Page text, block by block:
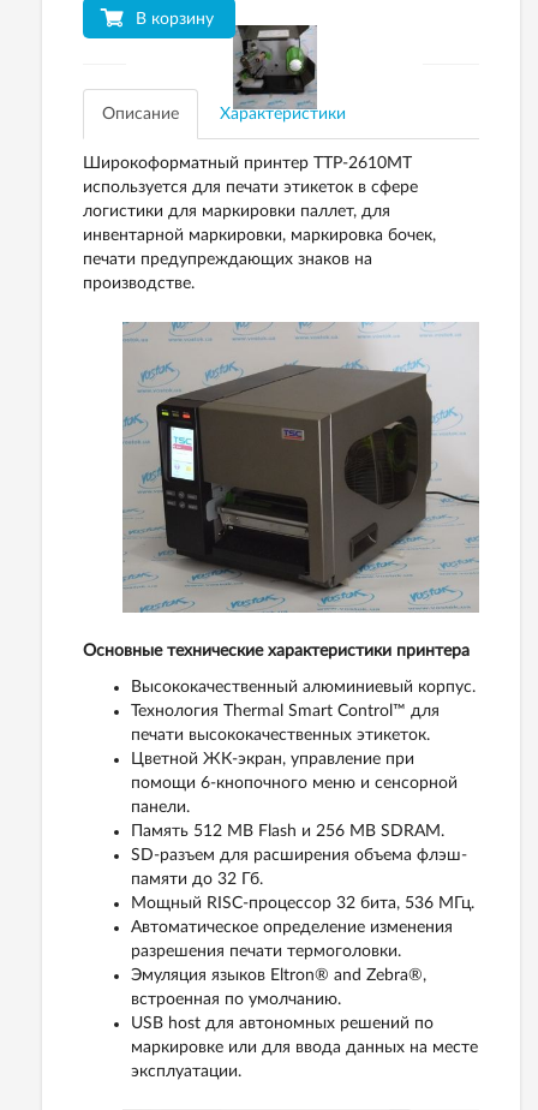
В корзину
Описание Характеристики
Широкоформатный принтер TTP-2610MT
используется для печати этикеток в сфере
логистики для маркировки паллет, для
инвентарной маркировки, маркировка бочек,
печати предупреждающих знаков на
производстве.
Основные технические характеристики принтера
Высококачественный алюминиевый корпус.
Технология Thermal Smart Control™ для
печати высококачественных этикеток.
Цветной ЖК-экран, управление при
помощи 6-кнопочного меню и сенсорной
панели.
Память 512 MB Flash и 256 MB SDRAM.
SD-разъем для расширения объема флэш-
памяти до 32 Гб.
Мощный RISC-процессор 32 бита, 536 МГц.
Автоматическое определение изменения
разрешения печати термоголовки.
Эмуляция языков Eltron® and Zebra®,
встроенная по умолчанию.
USB host для автономных решений по
маркировке или для ввода данных на месте
эксплуатации.